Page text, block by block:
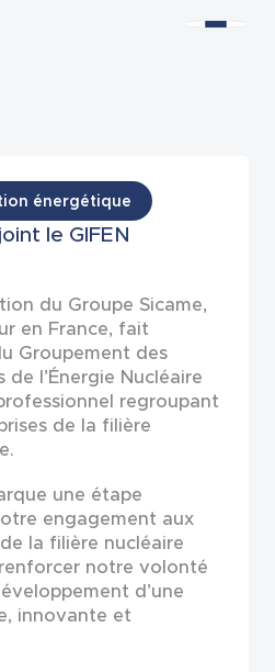
énergétique
le GIFEN
du Groupe Sicame,
en France, fait
Groupement des
de l’Énergie Nucléaire
regroupant
de la filière
une étape
engagement aux
la filière nucléaire
notre volonté
d’une
innovante et